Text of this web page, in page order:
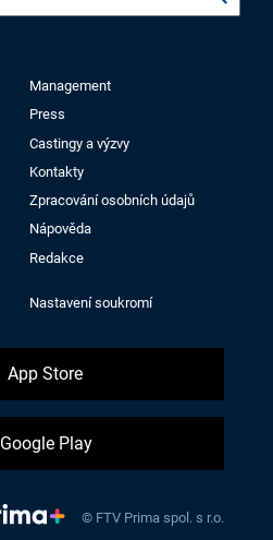
Management
Press
Castingy a výzvy
Kontakty
Zpracování osobních údajů
Nápověda
Redakce
Nastavení soukromí
App Store
Google Play
© FTV Prima spol. s r.o.